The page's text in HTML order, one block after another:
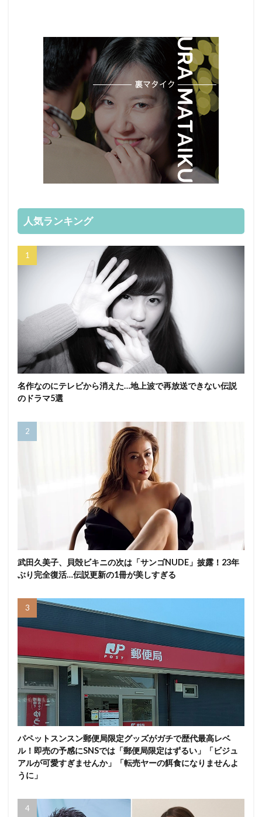
人気ランキング
名作なのにテレビから消えた…地上波で再放送できない伝説
のドラマ5選
武田久美子、貝殻ビキニの次は「サンゴNUDE」披露！23年
ぶり完全復活…伝説更新の1冊が美しすぎる
パペットスンスン郵便局限定グッズがガチで歴代最高レベ
ル！即売の予感にSNSでは「郵便局限定はずるい」「ビジュ
アルが可愛すぎませんか」「転売ヤーの餌食になりませんよ
うに」